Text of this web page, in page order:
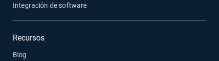
Integración de software
Recursos
Blog